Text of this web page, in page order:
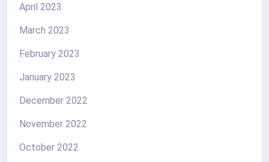
April 2023
March 2023
February 2023
January 2023
December 2022
November 2022
October 2022